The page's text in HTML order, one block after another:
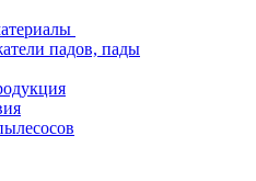
падов, пады